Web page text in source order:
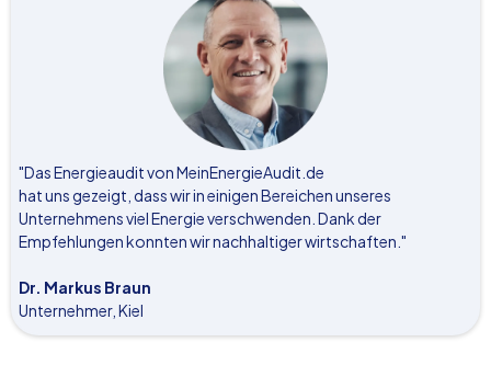
"Das Energieaudit von MeinEnergieAudit.de
hat uns gezeigt, dass wir in einigen Bereichen unseres
Unternehmens viel Energie verschwenden. Dank der
Empfehlungen konnten wir nachhaltiger wirtschaften."
Dr. Markus Braun
Unternehmer, Kiel